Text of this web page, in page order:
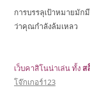
การบรรลุเป้าหมายมัก
ว่าคุณกำลังล้มเหลว
เว็บคาสิโนน่าเล่น ทั้งส
โจ๊กเกอร์123